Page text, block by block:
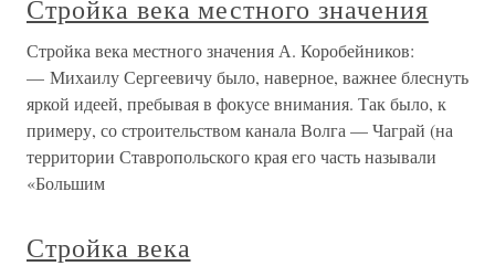
Стройка века местного значения
Стройка века местного значения А. Коробейников:
— Михаилу Сергеевичу было, наверное, важнее блеснуть
яркой идеей, пребывая в фокусе внимания. Так было, к
примеру, со строительством канала Волга — Чаграй (на
территории Ставропольского края его часть называли
«Большим
Стройка века